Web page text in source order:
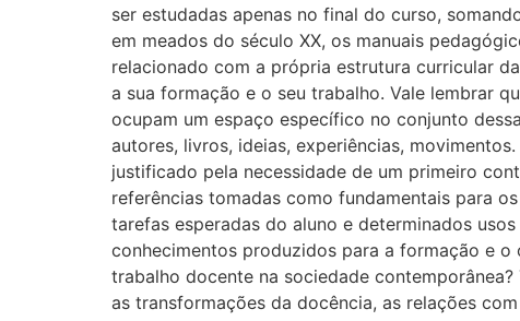
ser estudadas apenas no final do curso,
em meados do século XX, os manuais
relacionado com a própria estrutura curricular
a sua formação e o seu trabalho. Vale lembrar
ocupam um espaço específico no conjunto
autores, livros, ideias, experiências,
justificado pela necessidade de um primeiro
referências tomadas como fundamentais para
tarefas esperadas do aluno e determinados
conhecimentos produzidos para a formação e
trabalho docente na sociedade
as transformações da docência, as relações